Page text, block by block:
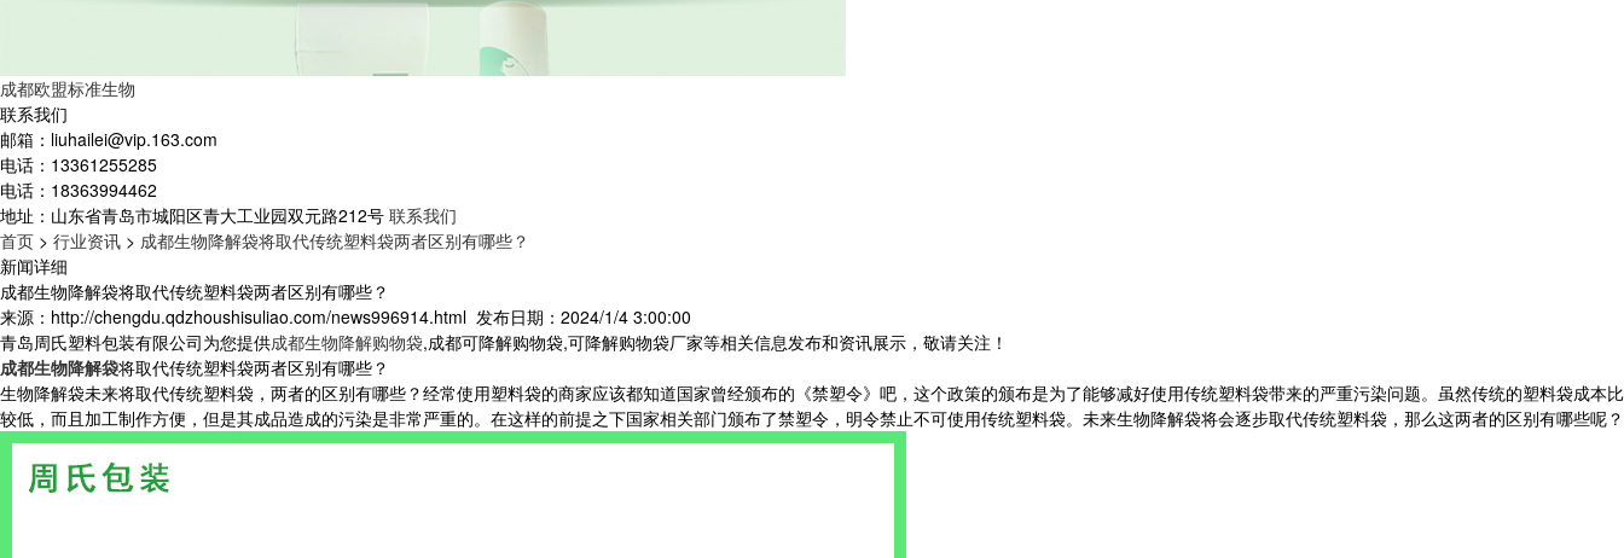
成都欧盟标准生物
联系我们
邮箱： liuhailei@vip.163.com
电话： 13361255285
电话： 18363994462
地址： 山东省青岛市城阳区青大工业园双元路212号 联系我们
首页 > 行业资讯 > 成都生物降解袋将取代传统塑料袋两者区别有哪些？
新闻详细
成都生物降解袋将取代传统塑料袋两者区别有哪些？
来源：http://chengdu.qdzhoushisuliao.com/news996914.html 发布日期：2024/1/4 3:00:00
青岛周氏塑料包装有限公司为您提供成都生物降解购物袋,成都可降解购物袋,可降解购物袋厂家等相关信息发布和资讯展示，敬请关注！
成都生物降解袋将取代传统塑料袋两者区别有哪些？
生物降解袋未来将取代传统塑料袋，两者的区别有哪些？经常使用塑料袋的商家应该都知道国家曾经颁布的《禁塑令》吧，这个政策的颁布是为了能够减好使用传统塑料袋带来的严重污染问题。虽然传统的塑料袋成本比
较低，而且加工制作方便，但是其成品造成的污染是非常严重的。在这样的前提之下国家相关部门颁布了禁塑令，明令禁止不可使用传统塑料袋。未来生物降解袋将会逐步取代传统塑料袋，那么这两者的区别有哪些呢？